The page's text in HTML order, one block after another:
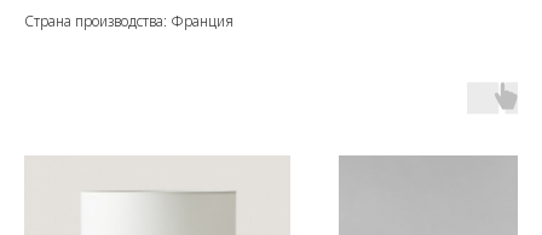
Страна производства: Франция